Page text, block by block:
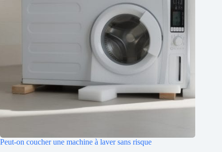
Peut-on coucher une machine à laver sans risque